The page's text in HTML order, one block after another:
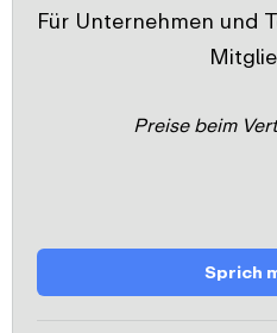
Für Unternehmen und
Preise beim
Sprich